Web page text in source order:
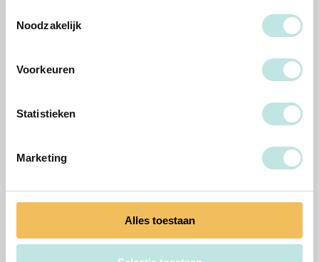
Noodzakelijk
Voorkeuren
Statistieken
Marketing
Alles toestaan
Basiscursus CGT volwassenen,
op school